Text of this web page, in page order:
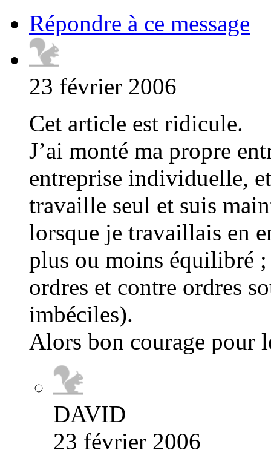
Répondre à ce message
23 février 2006
Cet article est ridicule.
J’ai monté ma propre
entreprise individuelle,
travaille seul et suis
lorsque je travaillais en
plus ou moins équilibré ;
ordres et contre ordres
imbéciles).
Alors bon courage pour
DAVID
23 février 2006